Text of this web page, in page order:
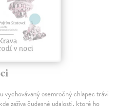
vychovávaný osemročný chlapec trávi
zažíva čudesné udalosti, ktoré ho